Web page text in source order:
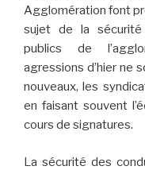
Agglomération font
sujet de la
publics de
agressions d’hier ne
nouveaux, les
en faisant souvent
cours de signatures.
La sécurité des